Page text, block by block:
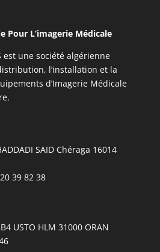
Pour L’imagerie Médicale
est une société algérienne
l’installation et la
d’Imagerie Médicale
SAID Chéraga 16014
39 82 38
USTO HLM 31000 ORAN